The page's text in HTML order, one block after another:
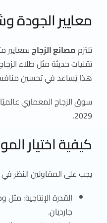
معايير الجودة
تلتزممصانع الزجاجبمعايير
تقنيات حديثة مثل طلاء
هذا يُساعد في تحسين
2029.
كيفية اختيار
يجب على المقاولين النظر
جارديان.